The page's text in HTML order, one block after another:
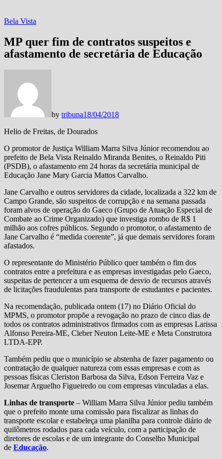
Bela Vista
MP quer fim de contratos suspeitos e
afastamento de secretária de Educação
by tribuna18/04/2018
Helio de Freitas, de Dourados
O promotor de Justiça William Marra Silva Júnior recomendou ao
prefeito de Bela Vista Reinaldo Miranda Benites, o Reinaldo Piti
(PSDB), o afastamento em 24 horas da secretária municipal de
Educação Jane Mary Garcia Mattos Carvalho.
Jane Carvalho e outros servidores da cidade, localizada a 322 km de
Campo Grande, são suspeitos de corrupção e na semana passada
foram alvos de operação do Gaeco (Grupo de Atuação Especial de
Combate ao Crime Organizado) que investiga rombo de R$ 1
milhão aos cofres públicos. Segundo o promotor, o afastamento de
Jane Carvalho é “medida coerente”, já que demais servidores foram
afastados.
O representante do Ministério Público quer também o fim dos
contratos entre a prefeitura e as empresas investigadas pelo Gaeco,
suspeitas de pertencer a um esquema de desvio de recursos através
de licitações fraudulentas para transporte de estudantes e pacientes.
Na recomendação, publicada ontem (17) no Diário Oficial do
MPMS, o promotor propõe a revogação no prazo de cinco dias de
todos os contratos administrativos firmados com as empresas Larissa
Alfonso Pereira-ME, Cleber Neuton Leite-ME e Meta Construtora
LTDA-EPP.
Também pediu que o município se abstenha de fazer pagamento ou
contratação de qualquer natureza com essas empresas e com as
pessoas físicas Cleriston Barbosa da Silva, Edson Ferreira Vaz e
Josemar Arguelho Figueiredo ou com empresas vinculadas a elas.
Linhas de transporte – William Marra Silva Júnior pediu também
que o prefeito monte uma comissão para fiscalizar as linhas do
transporte escolar e estabeleça uma planilha para controle diário de
quilômetros rodados para cada veículo, com a participação de
diretores de escolas e de um integrante do Conselho Municipal
de Educação.